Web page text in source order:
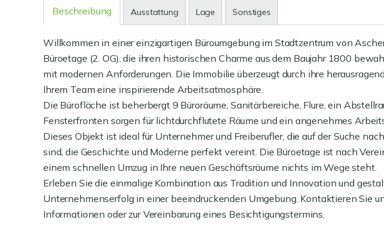
Beschreibung Ausstattung Lage Sonstiges
Willkommen in einer einzigartigen Büroumgebung im Stadtzentrum von
Büroetage (2. OG), die ihren historischen Charme aus dem Baujahr 1800
mit modernen Anforderungen. Die Immobilie überzeugt durch ihre
Ihrem Team eine inspirierende Arbeitsatmosphäre.
Die Bürofläche ist beherbergt 9 Büroräume, Sanitärbereiche, Flure, ein
Fensterfronten sorgen für lichtdurchflutete Räume und ein angenehmes
Dieses Objekt ist ideal für Unternehmer und Freiberufler, die auf der Suche
sind, die Geschichte und Moderne perfekt vereint. Die Büroetage ist nach
einem schnellen Umzug in Ihre neuen Geschäftsräume nichts im Wege steht.
Erleben Sie die einmalige Kombination aus Tradition und Innovation und
Unternehmenserfolg in einer beeindruckenden Umgebung. Kontaktieren Sie
Informationen oder zur Vereinbarung eines Besichtigungstermins.